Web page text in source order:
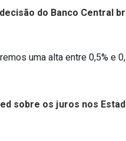
do Banco Central
uma alta entre 0,5% e
sobre os juros nos